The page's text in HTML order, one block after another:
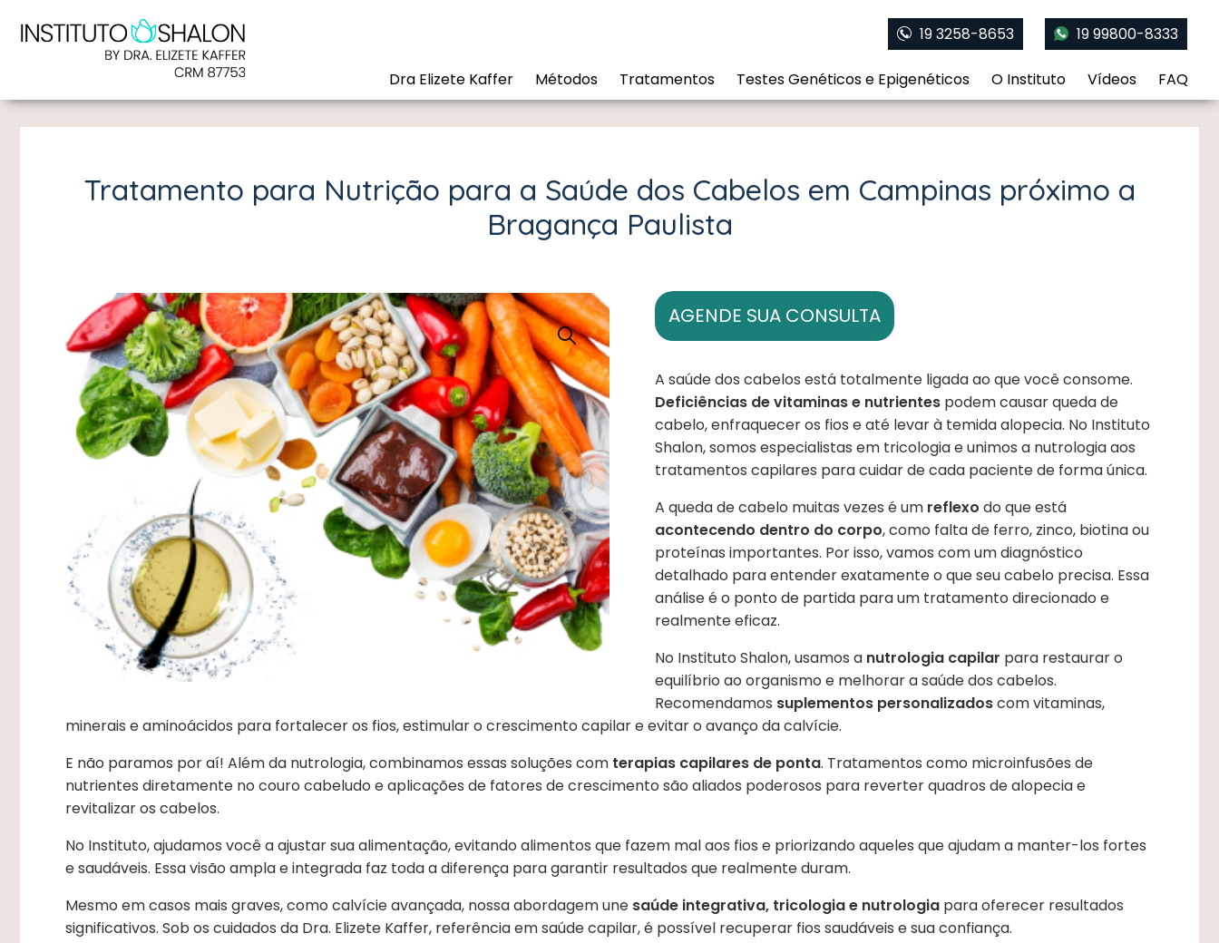
19 3258-8653 19 99800-8333
Dra Elizete Kaffer Métodos Tratamentos Testes Genéticos e Epigenéticos O Instituto Vídeos FAQ
Tratamento para Nutrição para a Saúde dos Cabelos em Campinas próximo a
Bragança Paulista
AGENDE SUA CONSULTA
A saúde dos cabelos está totalmente ligada ao que você consome.
Deficiências de vitaminas e nutrientes podem causar queda de
cabelo, enfraquecer os fios e até levar à temida alopecia. No Instituto
Shalon, somos especialistas em tricologia e unimos a nutrologia aos
tratamentos capilares para cuidar de cada paciente de forma única.
A queda de cabelo muitas vezes é um reflexo do que está
acontecendo dentro do corpo, como falta de ferro, zinco, biotina ou
proteínas importantes. Por isso, vamos com um diagnóstico
detalhado para entender exatamente o que seu cabelo precisa. Essa
análise é o ponto de partida para um tratamento direcionado e
realmente eficaz.
No Instituto Shalon, usamos a nutrologia capilar para restaurar o
equilíbrio ao organismo e melhorar a saúde dos cabelos.
Recomendamos suplementos personalizadoscom vitaminas,
minerais e aminoácidos para fortalecer os fios, estimular o crescimento capilar e evitar o avanço da calvície.
E não paramos por aí! Além da nutrologia, combinamos essas soluções com terapias capilares de ponta. Tratamentos como microinfusões de
nutrientes diretamente no couro cabeludo e aplicações de fatores de crescimento são aliados poderosos para reverter quadros de alopecia e
revitalizar os cabelos.
No Instituto, ajudamos você a ajustar sua alimentação, evitando alimentos que fazem mal aos fios e priorizando aqueles que ajudam a manter-los fortes
e saudáveis. Essa visão ampla e integrada faz toda a diferença para garantir resultados que realmente duram.
Mesmo em casos mais graves, como calvície avançada, nossa abordagem une saúde integrativa, tricologia e nutrologia para oferecer resultados
significativos. Sob os cuidados da Dra. Elizete Kaffer, referência em saúde capilar, é possível recuperar fios saudáveis e sua confiança.